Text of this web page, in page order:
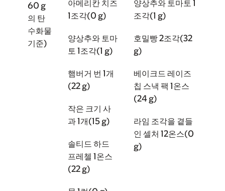
60 g
의 탄
수화물
기준)
아메리칸 치즈
1조각(0 g)
양상추와 토마
토 1조각(1 g)
햄버거 번 1개
(22 g)
작은 크기 사
과 1개(15 g)
솔티드 하드
프레첼 1온스
(22 g)
양상추와 토마토 1
조각(1 g)
호밀빵 2조각(32
g)
베이크드 레이즈
칩 스낵 팩 1온스
(24 g)
라임 조각을 곁들
인 셀처 12온스(0
g)